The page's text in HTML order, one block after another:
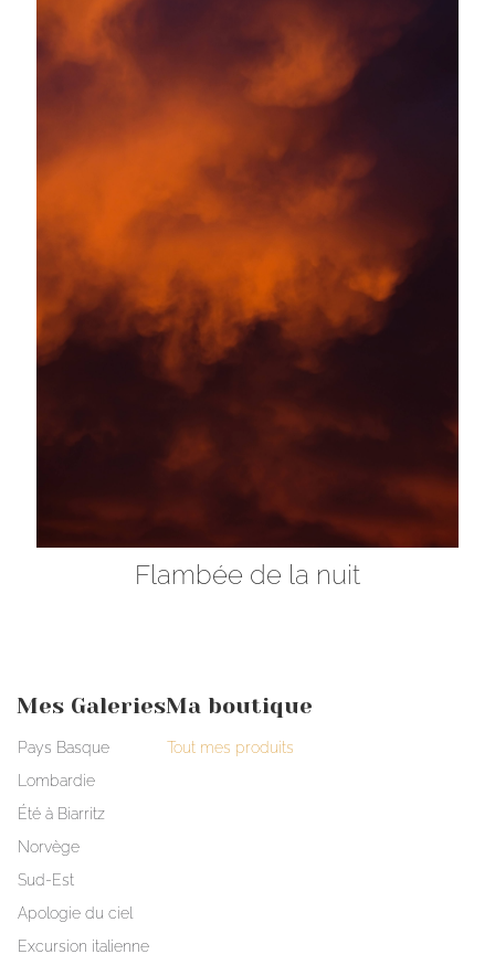
Flambée de la nuit
Mes Galeries
Pays Basque
Lombardie
Été à Biarritz
Norvège
Sud-Est
Apologie du ciel
Excursion italienne
Ma boutique
Tout mes produits